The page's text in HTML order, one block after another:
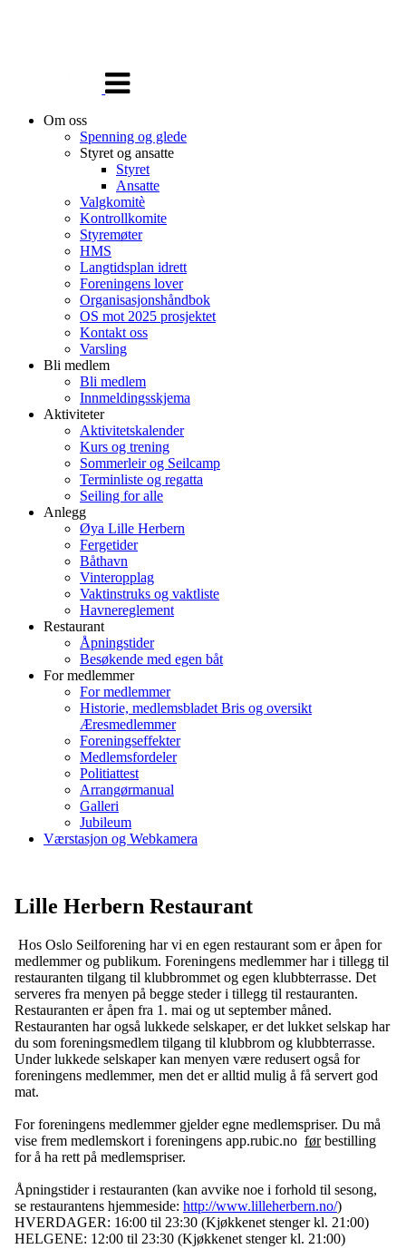
navigasjon
Om oss
Spenning og glede
Styret og ansatte
Styret
Ansatte
Valgkomitè
Kontrollkomite
Styremøter
HMS
Langtidsplan idrett
Foreningens lover
Organisasjonshåndbok
OS mot 2025 prosjektet
Kontakt oss
Varsling
Bli medlem
Bli medlem
Innmeldingsskjema
Aktiviteter
Aktivitetskalender
Kurs og trening
Sommerleir og Seilcamp
Terminliste og regatta
Seiling for alle
Anlegg
Øya Lille Herbern
Fergetider
Båthavn
Vinteropplag
Vaktinstruks og vaktliste
Havnereglement
Restaurant
Åpningstider
Besøkende med egen båt
For medlemmer
For medlemmer
Historie, medlemsbladet Bris og oversikt
Æresmedlemmer
Foreningseffekter
Medlemsfordeler
Politiattest
Arrangørmanual
Galleri
Jubileum
Værstasjon og Webkamera
Lille Herbern Restaurant
Hos Oslo Seilforening har vi en egen restaurant som er åpen for
medlemmer og publikum. Foreningens medlemmer har i tillegg til
restauranten tilgang til klubbrommet og egen klubbterrasse. Det
serveres fra menyen på begge steder i tillegg til restauranten.
Restauranten er åpen fra 1. mai og ut september måned.
Restauranten har også lukkede selskaper, er det lukket selskap har
du som foreningsmedlem tilgang til klubbrom og klubbterrasse.
Under lukkede selskaper kan menyen være redusert også for
foreningens medlemmer, men det er alltid mulig å få servert god
mat.
For foreningens medlemmer gjelder egne medlemspriser. Du må
vise frem medlemskort i foreningens app.rubic.no førbestilling
for å ha rett på medlemspriser.
Åpningstider i restauranten (kan avvike noe i forhold til sesong,
se restaurantens hjemmeside: http://www.lilleherbern.no/)
HVERDAGER: 16:00 til 23:30 (Kjøkkenet stenger kl. 21:00)
HELGENE: 12:00 til 23:30 (Kjøkkenet stenger kl. 21:00)